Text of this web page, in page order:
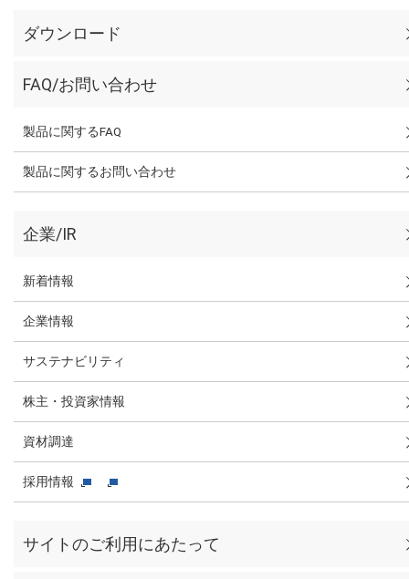
ダウンロード
FAQ/お問い合わせ
製品に関するFAQ
製品に関するお問い合わせ
企業/IR
新着情報
企業情報
サステナビリティ
株主・投資家情報
資材調達
採用情報
サイトのご利用にあたって